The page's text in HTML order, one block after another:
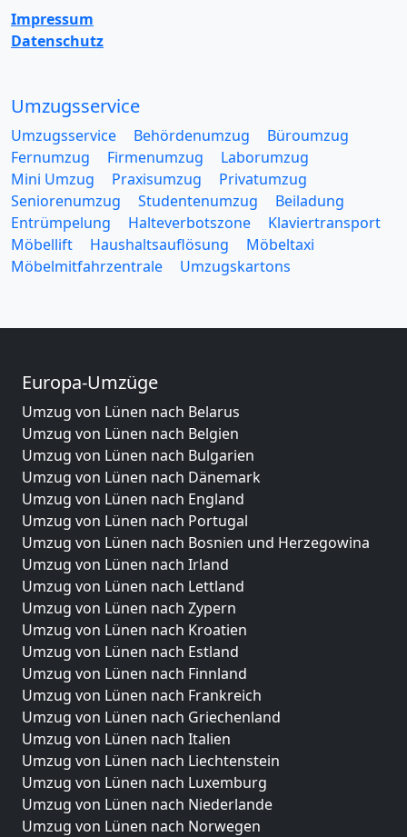
Impressum
Datenschutz
Umzugsservice
Umzugsservice Behördenumzug
Büroumzug
Fernumzug
Firmenumzug
Laborumzug
Mini Umzug
Praxisumzug
Privatumzug
Seniorenumzug
Studentenumzug
Beiladung
Entrümpelung
Halteverbotszone
Klaviertransport
Möbellift
Haushaltsauflösung
Möbeltaxi
Möbelmitfahrzentrale
Umzugskartons
Europa-Umzüge
Umzug von Lünen nach Belarus
Umzug von Lünen nach Belgien
Umzug von Lünen nach Bulgarien
Umzug von Lünen nach Dänemark
Umzug von Lünen nach England
Umzug von Lünen nach Portugal
Umzug von Lünen nach Bosnien und Herzegowina
Umzug von Lünen nach Irland
Umzug von Lünen nach Lettland
Umzug von Lünen nach Zypern
Umzug von Lünen nach Kroatien
Umzug von Lünen nach Estland
Umzug von Lünen nach Finnland
Umzug von Lünen nach Frankreich
Umzug von Lünen nach Griechenland
Umzug von Lünen nach Italien
Umzug von Lünen nach Liechtenstein
Umzug von Lünen nach Luxemburg
Umzug von Lünen nach Niederlande
Umzug von Lünen nach Norwegen